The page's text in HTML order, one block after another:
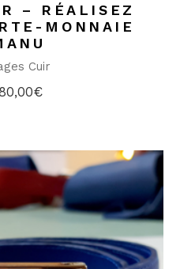
– RÉALISEZ
MONNAIE
Cuir
€